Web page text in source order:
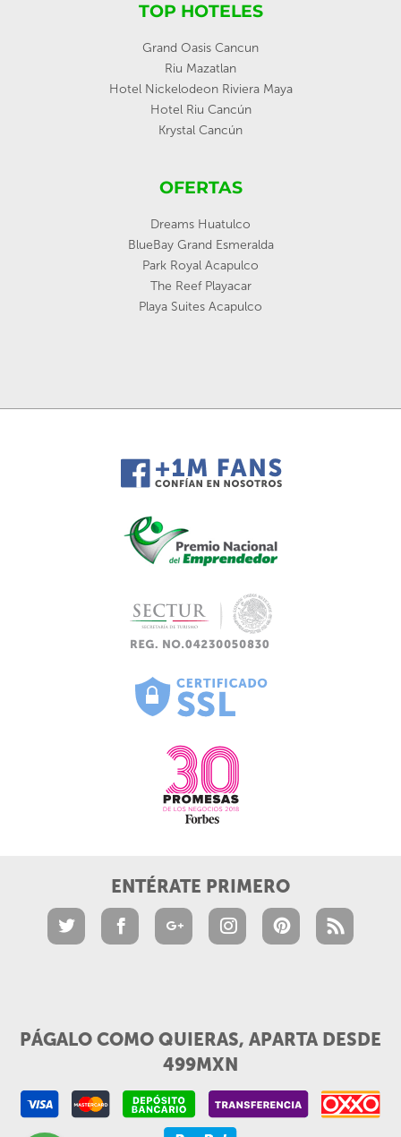
TOP HOTELES
Grand Oasis Cancun
Riu Mazatlan
Hotel Nickelodeon Riviera Maya
Hotel Riu Cancún
Krystal Cancún
OFERTAS
Dreams Huatulco
BlueBay Grand Esmeralda
Park Royal Acapulco
The Reef Playacar
Playa Suites Acapulco
ENTÉRATE PRIMERO
PÁGALO COMO QUIERAS, APARTA DESDE
499MXN